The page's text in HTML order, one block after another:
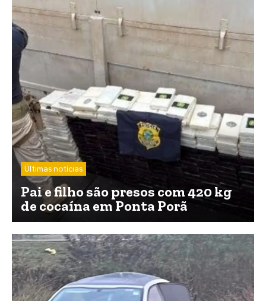
Últimas notícias
Pai e filho são presos com 420 kg
de cocaína em Ponta Porã